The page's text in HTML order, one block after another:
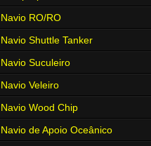
Navio RO/RO
Navio Shuttle Tanker
Navio Suculeiro
Navio Veleiro
Navio Wood Chip
Navio de Apoio Oceânico